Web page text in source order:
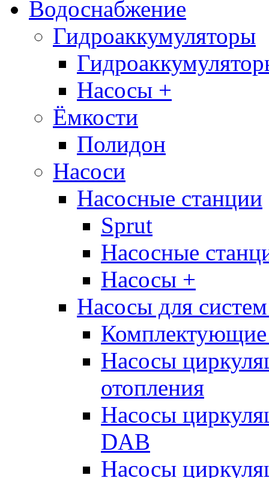
Водоснабжение
Гидроаккумуляторы
Насосы +
Ёмкости
Полидон
Насоси
Насосные станции
Sprut
Насосные
Насосы +
Насосы для
Комплектующие
Насосы
отопления
Насосы
DAB
Насосы